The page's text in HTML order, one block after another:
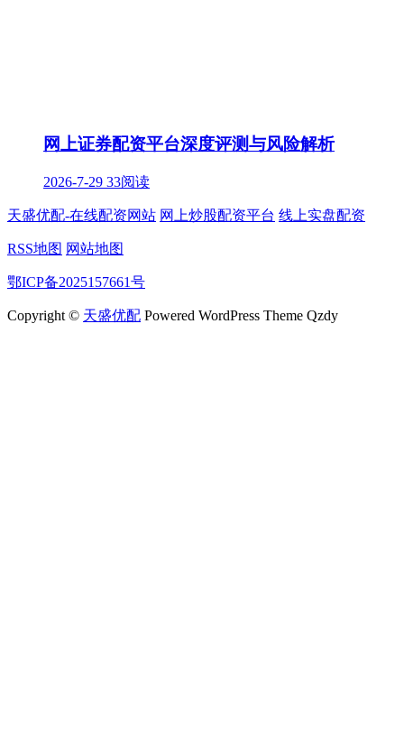
网上证券配资平台深度评测与风险解析
2026-7-29 33阅读
天盛优配-在线配资网站 网上炒股配资平台 线上实盘配资
RSS地图 网站地图
鄂ICP备2025157661号
Copyright © 天盛优配 Powered WordPress Theme Qzdy